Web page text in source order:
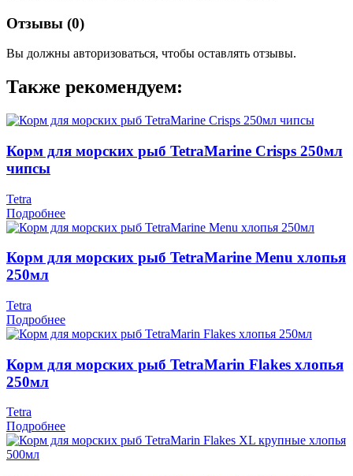
Отзывы (0)
Вы должны авторизоваться, чтобы оставлять отзывы.
Также рекомендуем:
Корм для морских рыб TetraMarine Crisps 250мл
чипсы
Tetra
Подробнее
Корм для морских рыб TetraMarine Menu хлопья
250мл
Tetra
Подробнее
Корм для морских рыб TetraMarin Flakes хлопья
250мл
Tetra
Подробнее